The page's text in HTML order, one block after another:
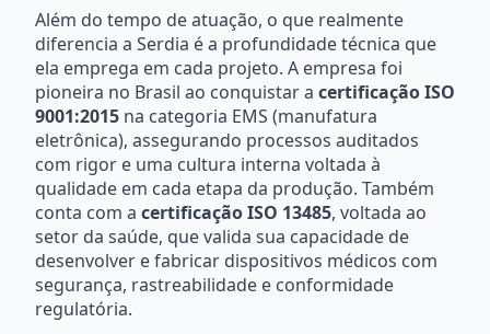
Além do tempo de atuação, o que realmente
diferencia a Serdia é a profundidade técnica que
ela emprega em cada projeto. A empresa foi
pioneira no Brasil ao conquistar a certificação ISO
9001:2015 na categoria EMS (manufatura
eletrônica), assegurando processos auditados
com rigor e uma cultura interna voltada à
qualidade em cada etapa da produção. Também
conta com a certificação ISO 13485, voltada ao
setor da saúde, que valida sua capacidade de
desenvolver e fabricar dispositivos médicos com
segurança, rastreabilidade e conformidade
regulatória.